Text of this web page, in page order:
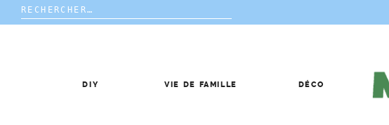
Rechercher :
DIY VIE DE FAMILLE DÉCO